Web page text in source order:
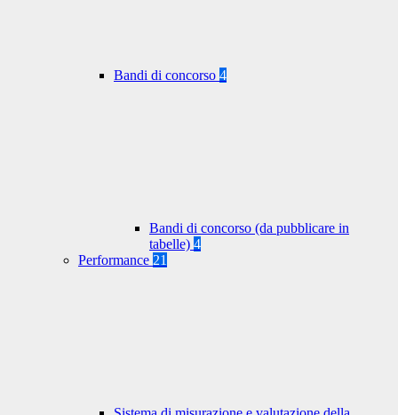
Bandi di concorso 4
Bandi di concorso (da pubblicare in
tabelle) 4
Performance 21